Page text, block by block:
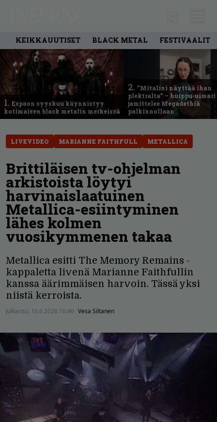
KEIKKAUUTISET BLACK METAL FESTIVAALIT
1. Espoon syyskuu käynnistyy
kotimaisen black metalin merkeissä
2. ”Mitalini näyttää ihan
plektralta” – huippu-uimari
jamittelee Megadethiä
palkinnollaan
LIVEVIDEO MARIANNE FAITHFULL METALLICA
Brittiläisen tv-ohjelman
arkistoista löytyi
harvinaislaatuinen
Metallica-esiintyminen
lähes kolmen
vuosikymmenen takaa
Metallica esitti The Memory Remains -
kappaletta livenä Marianne Faithfullin
kanssa äärimmäisen harvoin. Tässä yksi
niistä kerroista.
Julkaistu: 10.6.2026 16:46 Vesa Siltanen